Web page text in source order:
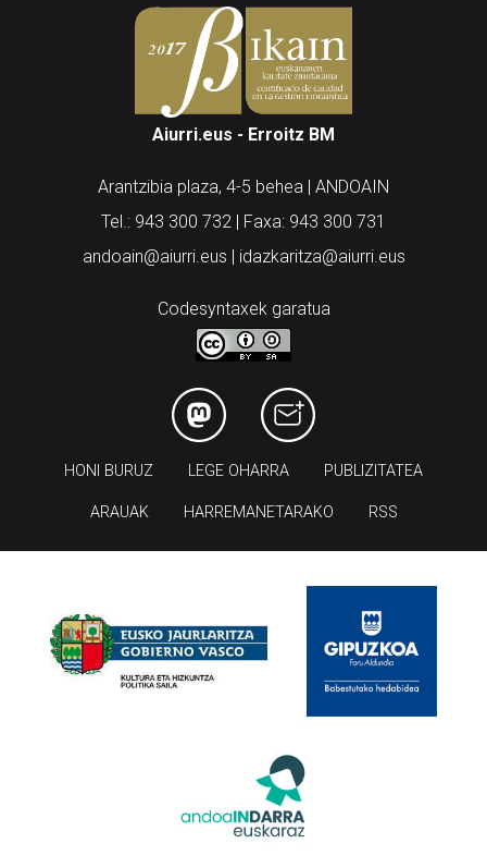
Aiurri.eus - Erroitz BM
Arantzibia plaza, 4-5 behea | ANDOAIN
Tel.: 943 300 732 | Faxa: 943 300 731
andoain@aiurri.eus | idazkaritza@aiurri.eus
Codesyntaxek garatua
HONI BURUZ LEGE OHARRA PUBLIZITATEA
ARAUAK HARREMANETARAKO RSS